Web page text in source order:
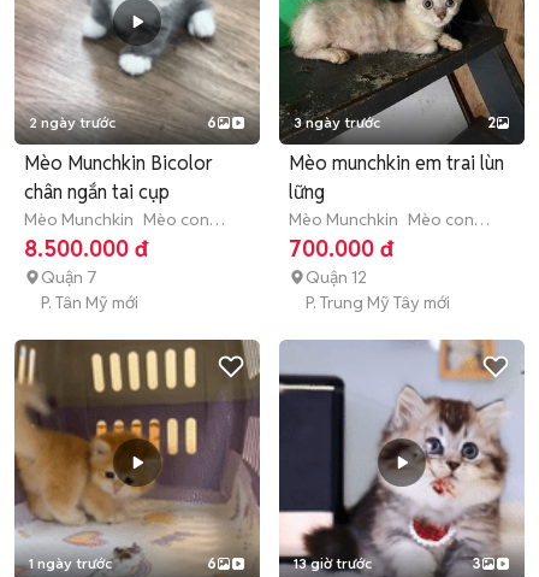
2 ngày trước 6
Mèo Munchkin Bicolor
chân ngắn tai cụp
Mèo Munchkin Mèo con
(dưới 3 tháng tuổi)
8.500.000 đ
Quận 7
P. Tân Mỹ mới
3 ngày trước 2
Mèo munchkin em trai lùn
lững
Mèo Munchkin Mèo con
(dưới 3 tháng tuổi)
700.000 đ
Quận 12
P. Trung Mỹ Tây mới
1 ngày trước 6 13 giờ trước 3